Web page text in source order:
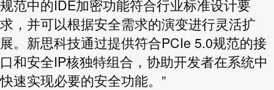
规范中的IDE加密功能符合行业标准设计要
求，并可以根据安全需求的演变进行灵活扩
展。新思科技通过提供符合PCIe 5.0规范的接
口和安全IP核独特组合，协助开发者在系统中
快速实现必要的安全功能。”